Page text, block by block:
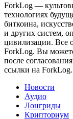
ForkLog —
технологиях
биткоина,
и других систем,
цивилизации. Все
ForkLog. Вы
после
ссылки на ForkLog.
Новости
Аудио
Лонгриды
Крипториум